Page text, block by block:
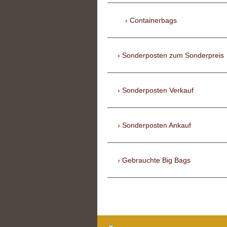
Containerbags
Sonderposten zum Sonderpreis
Sonderposten Verkauf
Sonderposten Ankauf
Gebrauchte Big Bags